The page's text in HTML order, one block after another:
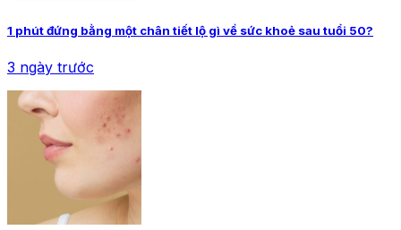
1 phút đứng bằng một chân tiết lộ gì về sức khoẻ sau tuổi 50?
3 ngày trước